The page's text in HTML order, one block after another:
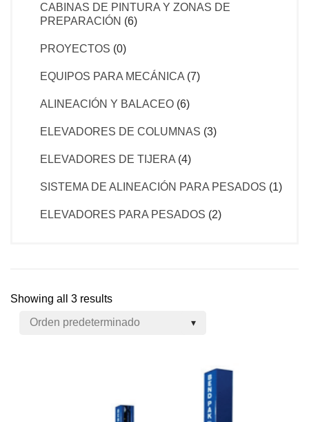
CABINAS DE PINTURA Y ZONAS DE
PREPARACIÓN (6)
PROYECTOS (0)
EQUIPOS PARA MECÁNICA (7)
ALINEACIÓN Y BALACEO (6)
ELEVADORES DE COLUMNAS (3)
ELEVADORES DE TIJERA (4)
SISTEMA DE ALINEACIÓN PARA PESADOS (1)
ELEVADORES PARA PESADOS (2)
Showing all 3 results